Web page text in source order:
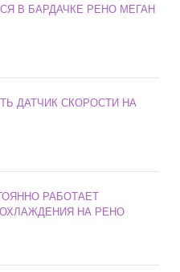
В БАРДАЧКЕ РЕНО МЕГАН
ДАТЧИК СКОРОСТИ НА
РАБОТАЕТ
НА РЕНО